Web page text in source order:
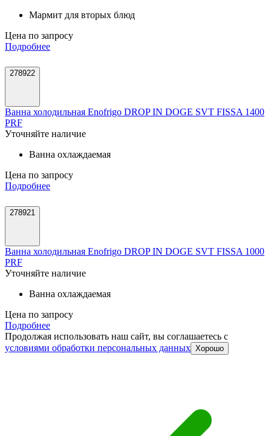
Мармит для вторых блюд
Цена по запросу
Подробнее
278922
Ванна холодильная Enofrigo DROP IN DOGE SVT FISSA 1400
PRF
Уточняйте наличие
Ванна охлаждаемая
Цена по запросу
Подробнее
278921
Ванна холодильная Enofrigo DROP IN DOGE SVT FISSA 1000
PRF
Уточняйте наличие
Ванна охлаждаемая
Цена по запросу
Подробнее
Продолжая использовать наш сайт, вы соглашаетесь c
условиями обработки персональных данных Хорошо